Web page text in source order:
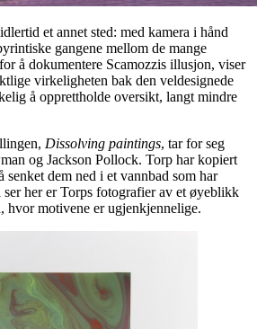
et annet sted: med kamera i hånd
gangene mellom de mange
å dokumentere Scamozzis illusjon, viser
virkeligheten bak den veldesignede
å opprettholde oversikt, langt mindre
Dissolving paintings, tar for seg
og Jackson Pollock. Torp har kopiert
senket dem ned i et vannbad som har
her er Torps fotografier av et øyeblikk
hvor motivene er ugjenkjennelige.